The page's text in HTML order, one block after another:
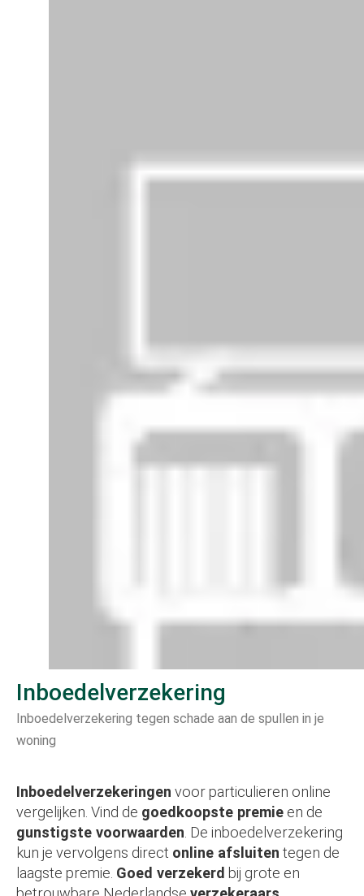
Inboedelverzekering
Inboedelverzekering tegen schade aan de spullen in je
woning
Inboedelverzekeringen voor particulieren online
vergelijken. Vind de goedkoopste premie en de
gunstigste voorwaarden . De inboedelverzekering
kun je vervolgens direct online afsluiten tegen de
laagste premie. Goed verzekerd bij grote en